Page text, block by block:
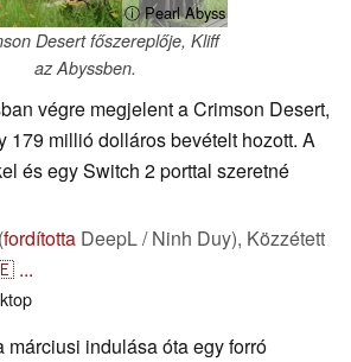
ⓘ Pearl Abyss
Desert főszereplője, Kliff
az Abyssben.
végre megjelent a Crimson Desert,
179 millió dolláros bevételt hozott. A
és egy Switch 2 porttal szeretné
fordította DeepL / Ninh Duy), Közzétett
...
márciusi indulása óta egy forró